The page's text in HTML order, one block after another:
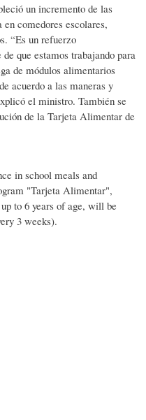
un incremento de las
comedores escolares,
“Es un refuerzo
que estamos trabajando para
de módulos alimentarios
acuerdo a las maneras y
el ministro. También se
de la Tarjeta Alimentar de
in school meals and
"Tarjeta Alimentar",
to 6 years of age, will be
3 weeks).